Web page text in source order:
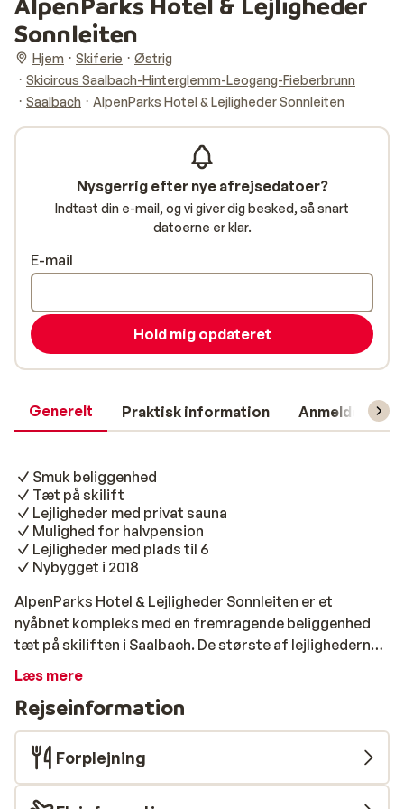
Sonnleiten
Hjem Skiferie
Østrig
Skicircus Saalbach-Hinterglemm-Leogang-Fieberbrunn
Saalbach
AlpenParks Hotel & Lejligheder Sonnleiten
Generelt Praktisk information Anmeldelser
Smuk beliggenhed
Tæt på skilift
Lejligheder med privat sauna
Mulighed for halvpension
Lejligheder med plads til 6
Nybygget i 2018
AlpenParks Hotel & Lejligheder Sonnleiten er et
nyåbnet kompleks med en fremragende beliggenhed
tæt på skiliften i Saalbach. De største af lejlighederne
kan rumme 6 personer og har også privat sauna, hvor
efter en lang dag på ski. Alle typer lejligheder er
moderne indrettet og har køkken, så du nemt kan
tilberede feriens måltider, men det er også muligt at
tilkøbe både morgenmad og halvpension. Centrum af
Saalbach ligger i gåafstand af komplekset og byder på
Læs mere
Rejseinformation
Forplejning
Nysgerrig efter nye afrejsedatoer?
Indtast din e-mail, og vi giver dig besked, så snart
datoerne er klar.
E-mail
Hold mig opdateret